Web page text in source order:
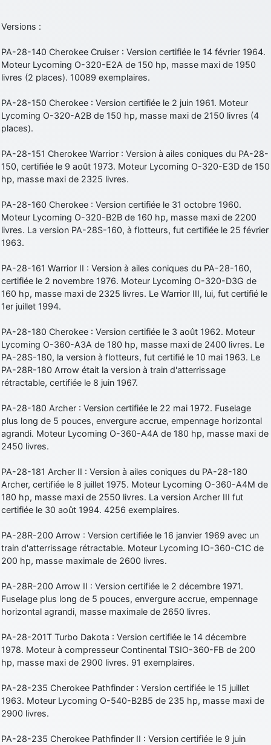
Versions :
PA-28-140 Cherokee Cruiser : Version certifiée le 14 février 1964.
Moteur Lycoming O-320-E2A de 150 hp, masse maxi de 1950
livres (2 places). 10089 exemplaires.
PA-28-150 Cherokee : Version certifiée le 2 juin 1961. Moteur
Lycoming O-320-A2B de 150 hp, masse maxi de 2150 livres (4
places).
PA-28-151 Cherokee Warrior : Version à ailes coniques du PA-28-
150, certifiée le 9 août 1973. Moteur Lycoming O-320-E3D de 150
hp, masse maxi de 2325 livres.
PA-28-160 Cherokee : Version certifiée le 31 octobre 1960.
Moteur Lycoming O-320-B2B de 160 hp, masse maxi de 2200
livres. La version PA-28S-160, à flotteurs, fut certifiée le 25 février
1963.
PA-28-161 Warrior II : Version à ailes coniques du PA-28-160,
certifiée le 2 novembre 1976. Moteur Lycoming O-320-D3G de
160 hp, masse maxi de 2325 livres. Le Warrior III, lui, fut certifié le
1er juillet 1994.
PA-28-180 Cherokee : Version certifiée le 3 août 1962. Moteur
Lycoming O-360-A3A de 180 hp, masse maxi de 2400 livres. Le
PA-28S-180, la version à flotteurs, fut certifié le 10 mai 1963. Le
PA-28R-180 Arrow était la version à train d'atterrissage
rétractable, certifiée le 8 juin 1967.
PA-28-180 Archer : Version certifiée le 22 mai 1972. Fuselage
plus long de 5 pouces, envergure accrue, empennage horizontal
agrandi. Moteur Lycoming O-360-A4A de 180 hp, masse maxi de
2450 livres.
PA-28-181 Archer II : Version à ailes coniques du PA-28-180
Archer, certifiée le 8 juillet 1975. Moteur Lycoming O-360-A4M de
180 hp, masse maxi de 2550 livres. La version Archer III fut
certifiée le 30 août 1994. 4256 exemplaires.
PA-28R-200 Arrow : Version certifiée le 16 janvier 1969 avec un
train d'atterrissage rétractable. Moteur Lycoming IO-360-C1C de
200 hp, masse maximale de 2600 livres.
PA-28R-200 Arrow II : Version certifiée le 2 décembre 1971.
Fuselage plus long de 5 pouces, envergure accrue, empennage
horizontal agrandi, masse maximale de 2650 livres.
PA-28-201T Turbo Dakota : Version certifiée le 14 décembre
1978. Moteur à compresseur Continental TSIO-360-FB de 200
hp, masse maxi de 2900 livres. 91 exemplaires.
PA-28-235 Cherokee Pathfinder : Version certifiée le 15 juillet
1963. Moteur Lycoming O-540-B2B5 de 235 hp, masse maxi de
2900 livres.
PA-28-235 Cherokee Pathfinder II : Version certifiée le 9 juin